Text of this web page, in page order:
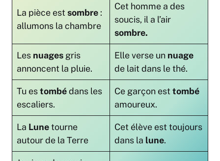
La pièce est sombre :
allumons la chambre
Cet homme a des
soucis, il a l’air
sombre.
Les nuages gris
annoncent la pluie.
Elle verse un nuage
de lait dans le thé.
Tu estombédans les
escaliers.
Ce garçon est tombé
amoureux.
La Lunetourne
autour de la Terre
Cet élève est toujours
dans la lune.